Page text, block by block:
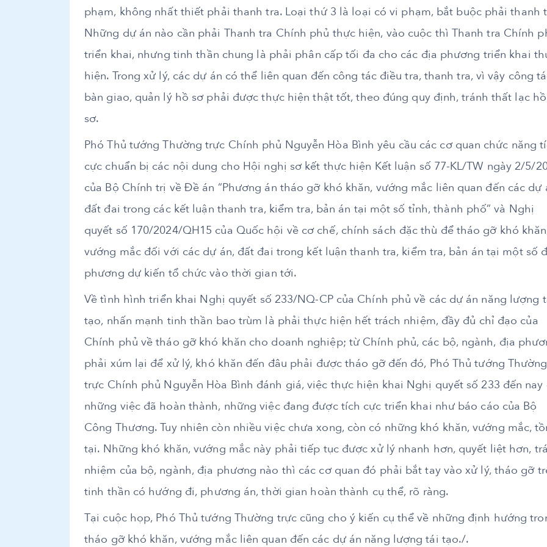
phạm, không nhất thiết phải thanh tra. Loại thứ 3 là loại có vi phạm, bắt buộc phải thanh
Những dự án nào cần phải Thanh tra Chính phủ thực hiện, vào cuộc thì Thanh tra Chính
triển khai, nhưng tinh thần chung là phải phân cấp tối đa cho các địa phương triển khai
hiện. Trong xử lý, các dự án có thể liên quan đến công tác điều tra, thanh tra, vì vậy công
bàn giao, quản lý hồ sơ phải được thực hiện thật tốt, theo đúng quy định, tránh thất lạc hồ
sơ.
Phó Thủ tướng Thường trực Chính phủ Nguyễn Hòa Bình yêu cầu các cơ quan chức năng
cực chuẩn bị các nội dung cho Hội nghị sơ kết thực hiện Kết luận số 77-KL/TW ngày 2/5/
của Bộ Chính trị về Đề án “Phương án tháo gỡ khó khăn, vướng mắc liên quan đến các dự
đất đai trong các kết luận thanh tra, kiểm tra, bản án tại một số tỉnh, thành phố” và Nghị
quyết số 170/2024/QH15 của Quốc hội về cơ chế, chính sách đặc thù để tháo gỡ khó
vướng mắc đối với các dự án, đất đai trong kết luận thanh tra, kiểm tra, bản án tại một số
phương dự kiến tổ chức vào thời gian tới.
Về tình hình triển khai Nghị quyết số 233/NQ-CP của Chính phủ về các dự án năng lượng
tạo, nhấn mạnh tinh thần bao trùm là phải thực hiện hết trách nhiệm, đầy đủ chỉ đạo của
Chính phủ về tháo gỡ khó khăn cho doanh nghiệp; từ Chính phủ, các bộ, ngành, địa
phải xúm lại để xử lý, khó khăn đến đâu phải được tháo gỡ đến đó, Phó Thủ tướng Thường
trực Chính phủ Nguyễn Hòa Bình đánh giá, việc thực hiện khai Nghị quyết số 233 đến nay
những việc đã hoàn thành, những việc đang được tích cực triển khai như báo cáo của Bộ
Công Thương. Tuy nhiên còn nhiều việc chưa xong, còn có những khó khăn, vướng mắc,
tại. Những khó khăn, vướng mắc này phải tiếp tục được xử lý nhanh hơn, quyết liệt hơn,
nhiệm của bộ, ngành, địa phương nào thì các cơ quan đó phải bắt tay vào xử lý, tháo gỡ
tinh thần có hướng đi, phương án, thời gian hoàn thành cụ thể, rõ ràng.
Tại cuộc họp, Phó Thủ tướng Thường trực cũng cho ý kiến cụ thể về những định hướng
tháo gỡ khó khăn, vướng mắc liên quan đến các dự án năng lượng tái tạo./.